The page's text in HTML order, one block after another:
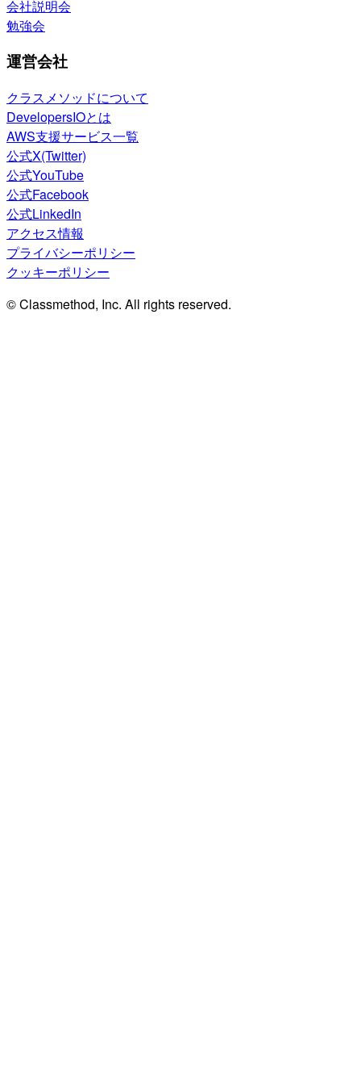
会社説明会
勉強会
運営会社
クラスメソッドについて
DevelopersIOとは
AWS支援サービス一覧
公式X(Twitter)
公式YouTube
公式Facebook
公式LinkedIn
アクセス情報
プライバシーポリシー
クッキーポリシー
© Classmethod, Inc. All rights reserved.